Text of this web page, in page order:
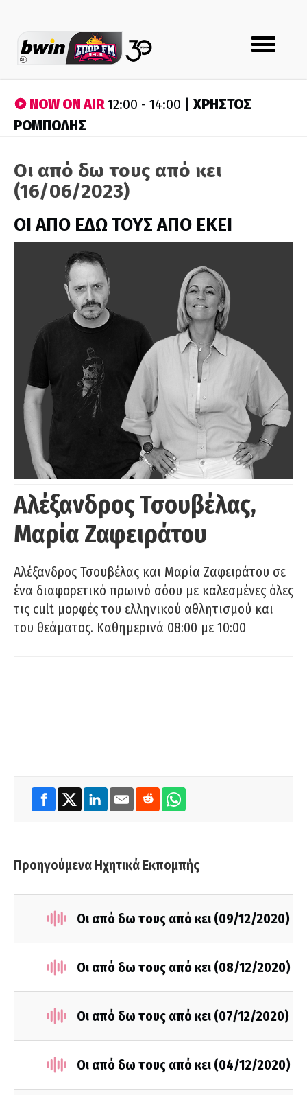
Toggle
navigation
NOW ON AIR12:00 - 14:00 | ΧΡΗΣΤΟΣ
ΡΟΜΠΟΛΗΣ
Οι από δω τους από κει
(16/06/2023)
ΟΙ ΑΠΟ ΕΔΩ ΤΟΥΣ ΑΠΟ ΕΚΕΙ
Αλέξανδρος Τσουβέλας,
Μαρία Ζαφειράτου
Αλέξανδρος Τσουβέλας και Μαρία Ζαφειράτου σε
ένα διαφορετικό πρωινό σόου με καλεσμένες όλες
τις cult μορφές του ελληνικού αθλητισμού και
του θεάματος. Καθημερινά 08:00 με 10:00
Προηγούμενα Ηχητικά Εκπομπής
Οι από δω τους από κει (09/12/2020)
Οι από δω τους από κει (08/12/2020)
Οι από δω τους από κει (07/12/2020)
Οι από δω τους από κει (04/12/2020)